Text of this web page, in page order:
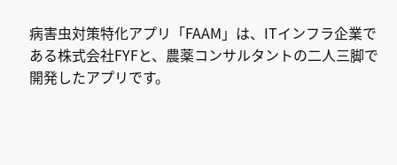
病害虫対策特化アプリ「FAAM」は、ITインフラ企業で
ある株式会社FYFと、農薬コンサルタントの二人三脚で
開発したアプリです。